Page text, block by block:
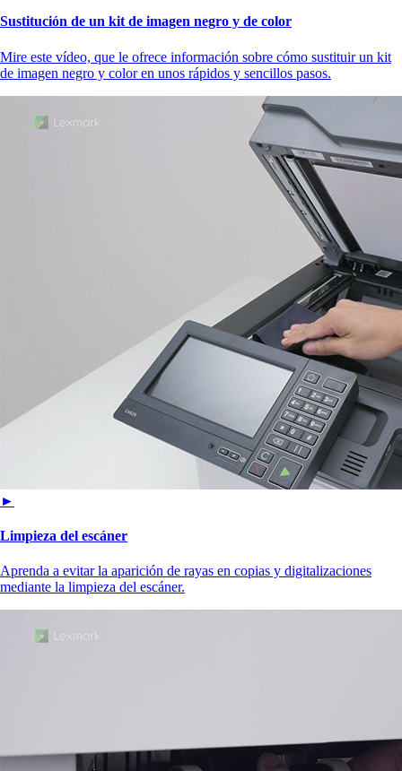
Sustitución de un kit de imagen negro y de color
Mire este vídeo, que le ofrece información sobre cómo sustituir un kit
de imagen negro y color en unos rápidos y sencillos pasos.
►
Limpieza del escáner
Aprenda a evitar la aparición de rayas en copias y digitalizaciones
mediante la limpieza del escáner.